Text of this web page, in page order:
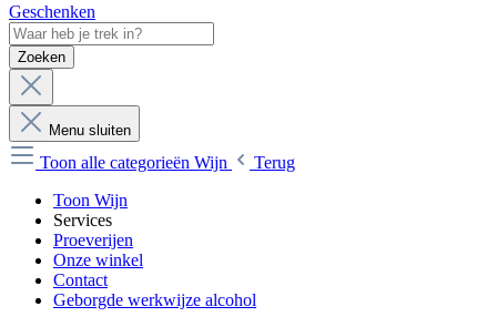
Geschenken
Zoeken
Menu sluiten
Toon alle categorieën Wijn
Terug
Toon Wijn
Services
Proeverijen
Onze winkel
Contact
Geborgde werkwijze alcohol